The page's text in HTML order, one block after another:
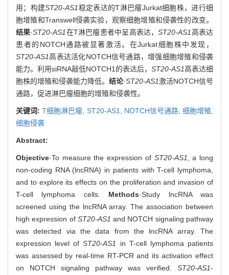
用；构建ST20-AS1稳定表达的T淋巴瘤Jurkat细胞株，进行细
胞增殖和Transwell侵袭实验，观察细胞增殖和侵袭性的改变。
结果·ST20-AS1在T淋巴瘤患者中呈高表达，ST20-AS1高表达
患者的NOTCH通路被显著激活。在Jurkat细胞株中发现，
ST20-AS1高表达活化NOTCH信号通路，增强细胞增殖和侵袭
能力。利用siRNA敲低NOTCH1的表达后， ST20-AS1高表达细
胞株的增殖和侵袭能力降低。 结论·ST20-AS1激活NOTCH信号
通路，促进淋巴瘤细胞的增殖和侵袭性。
关键词:T细胞淋巴瘤, ST20-AS1, NOTCH信号通路, 细胞增殖,
细胞侵袭
Abstract:
Objective·To measure the expression of ST20-AS1 , a long
non-coding RNA (lncRNA) in patients with T-cell lymphoma,
and to explore its effects on the proliferation and invasion of
T-cell lymphoma cells. Methods·Study lncRNA was
screened using the lncRNA array. The association between
high expression ofST20-AS1 and NOTCH signaling pathway
was detected via the data from the lncRNA array. The
expression level ofST20-AS1
in T-cell lymphoma patients
was assessed by real-time RT-PCR and its activation effect
on NOTCH signaling pathway was verified. ST20-AS1-